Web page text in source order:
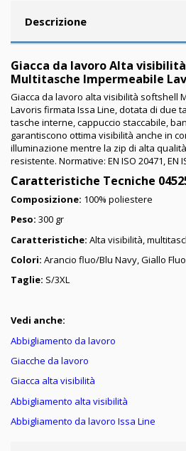
Descrizione
Giacca da lavoro Alta
Multitasche Impermeabile
Giacca da lavoro alta visibilità softshell
Lavoris firmata Issa Line, dotata di due
tasche interne,cappuccio staccabile,
garantiscono ottima visibilità anche in
illuminazione mentre la zip di alta
resistente. Normative: EN ISO 20471, EN
Caratteristiche Tecniche
Composizione: 100% poliestere
Peso: 300 gr
Caratteristiche: Alta visibilità,
Colori: Arancio fluo/Blu Navy, Giallo
Taglie: S/3XL
Vedi anche:
Abbigliamento da lavoro
Giacche da lavoro
Giacca alta visibilità
Abbigliamento alta visibilità
Abbigliamento da lavoro Issa Line